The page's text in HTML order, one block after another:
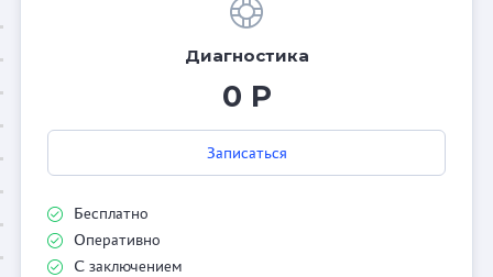
Диагностика
0 Р
Записаться
Бесплатно
Оперативно
С заключением